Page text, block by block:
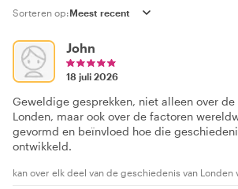
Sorteren op:
John
18 juli 2026
Geweldige gesprekken, niet alleen over
Londen, maar ook over de factoren
gevormd en beïnvloed hoe die
ontwikkeld.
kan over elk deel van de geschiedenis van Londen